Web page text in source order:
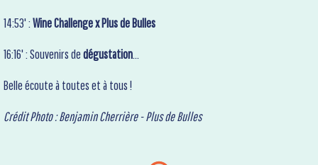
14:53' :Wine Challenge x Plus de Bulles
16:16' : Souvenirs dedégustation…
Belle écoute à toutes et à tous !
Crédit Photo : Benjamin Cherrière - Plus de Bulles